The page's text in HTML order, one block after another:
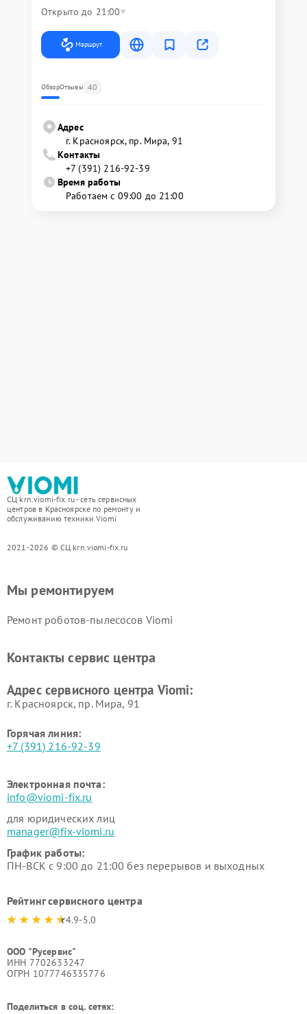
Открыто до 21:00
Маршрут
ОбзорОтзывы 40
Адрес
г. Красноярск, ​пр. Мира, 91
Контакты
+7 (391) 216-92-39
Время работы
Работаем с 09:00 до 21:00
СЦ krn.viomi-fix.ru - сеть сервисных
центров в Красноярске по ремонту и
обслуживанию техники Viomi
2021-2026 © СЦ krn.viomi-fix.ru
Мы ремонтируем
Ремонт роботов-пылесосов Viomi
Контакты сервис центра
Адрес сервисного центра Viomi:
г. Красноярск, ​пр. Мира, 91
Горячая линия:
+7 (391) 216-92-39
Электронная почта:
info@viomi-fix.ru
для юридических лиц
manager@fix-viomi.ru
График работы:
ПН-ВСК с 9:00 до 21:00 без перерывов и выходных
Рейтинг сервисного центра
4.9-5.0
ООО "Русервис"
ИНН 7702633247
ОГРН 1077746335776
Поделиться в соц. сетях: